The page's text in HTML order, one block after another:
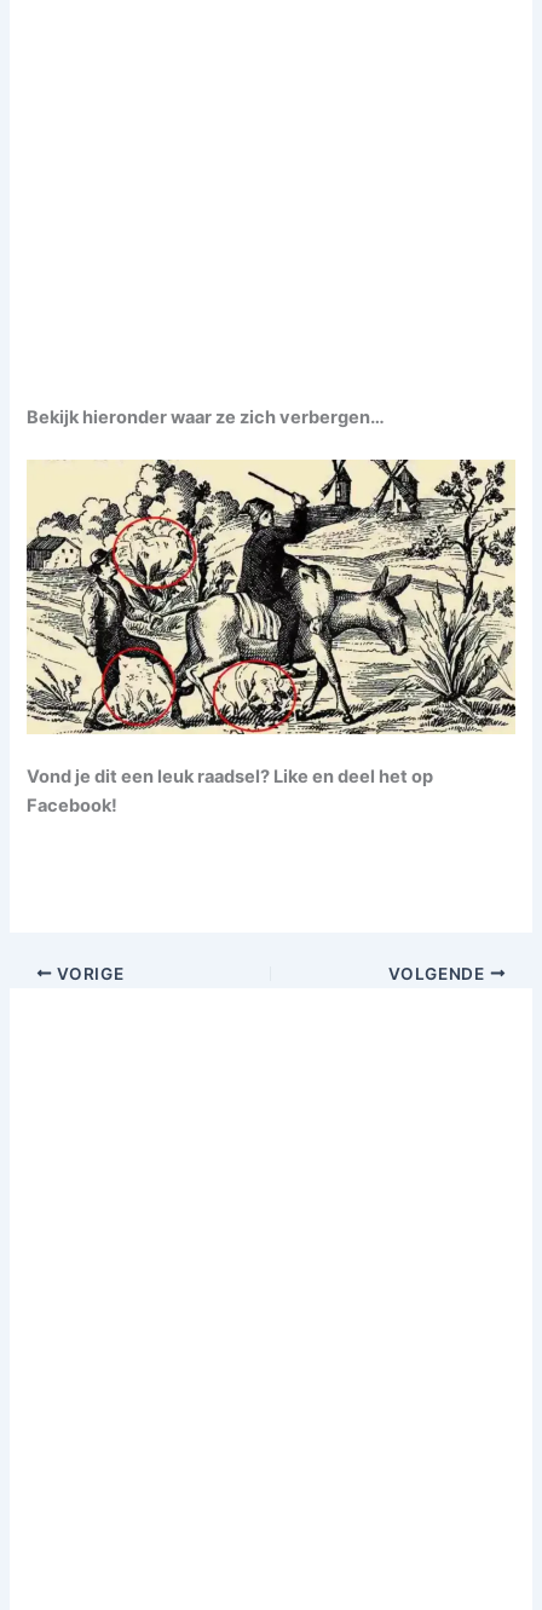
Bekijk hieronder waar ze zich verbergen…
Vond je dit een leuk raadsel? Like en deel het op
Facebook!
VORIGE VOLGENDE